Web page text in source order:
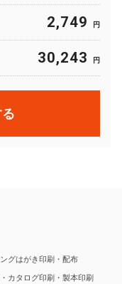
2,749 円
30,243 円
グはがき印刷・配布
カタログ印刷・製本印刷